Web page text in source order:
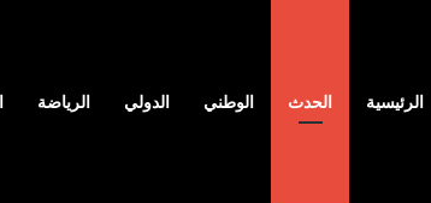
الرئيسية الحدث الوطني الدولي الرياضة